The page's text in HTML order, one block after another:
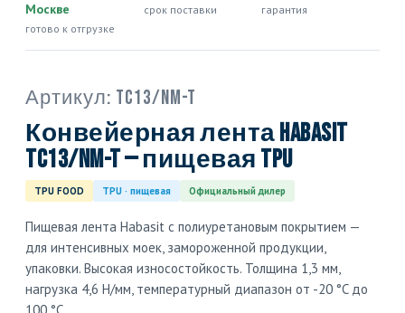
Москве
готово к отгрузке
срок поставки гарантия
Артикул: TC13/NM-T
Конвейерная лента Habasit
TC13/NM-T — пищевая TPU
TPU FOOD TPU · пищевая Официальный дилер
Пищевая лента Habasit с полиуретановым покрытием —
для интенсивных моек, замороженной продукции,
упаковки. Высокая износостойкость. Толщина 1,3 мм,
нагрузка 4,6 Н/мм, температурный диапазон от -20 °C до